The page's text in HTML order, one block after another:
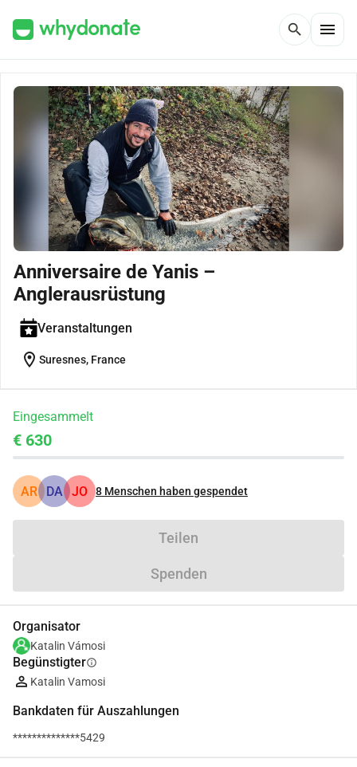
search menu
Anniversaire de Yanis –
Anglerausrüstung
Veranstaltungen
location_on Suresnes, France
Eingesammelt
€ 630
AR DA JO 8 Menschen haben gespendet
Teilen
Spenden
Organisator
Katalin Vámosi
Begünstigterinfo
Katalin Vamosi
Bankdaten für Auszahlungen
**************5429